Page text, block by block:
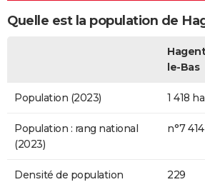
Quelle est la population de
le-Bas
Population (2023) 1 418
Population : rang national
(2023)
n°7 414
Densité de population
229